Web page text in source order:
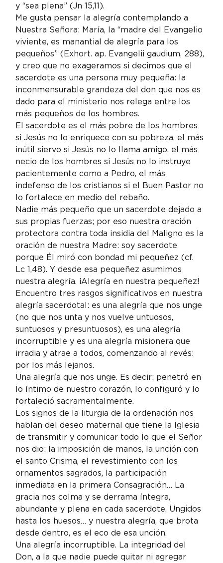
y “sea plena” (Jn 15,11).
Me gusta pensar la alegría contemplando a
Nuestra Señora: María, la “madre del Evangelio
viviente, es manantial de alegría para los
pequeños” (Exhort. ap. Evangelii gaudium, 288),
y creo que no exageramos si decimos que el
sacerdote es una persona muy pequeña: la
inconmensurable grandeza del don que nos es
dado para el ministerio nos relega entre los
más pequeños de los hombres.
El sacerdote es el más pobre de los hombres
si Jesús no lo enriquece con su pobreza, el más
inútil siervo si Jesús no lo llama amigo, el más
necio de los hombres si Jesús no lo instruye
pacientemente como a Pedro, el más
indefenso de los cristianos si el Buen Pastor no
lo fortalece en medio del rebaño.
Nadie más pequeño que un sacerdote dejado a
sus propias fuerzas; por eso nuestra oración
protectora contra toda insidia del Maligno es la
oración de nuestra Madre: soy sacerdote
porque Él miró con bondad mi pequeñez (cf.
Lc 1,48). Y desde esa pequeñez asumimos
nuestra alegría. ¡Alegría en nuestra pequeñez!
Encuentro tres rasgos significativos en nuestra
alegría sacerdotal: es una alegría que nos unge
(no que nos unta y nos vuelve untuosos,
suntuosos y presuntuosos), es una alegría
incorruptible y es una alegría misionera que
irradia y atrae a todos, comenzando al revés:
por los más lejanos.
Una alegría que nos unge. Es decir: penetró en
lo íntimo de nuestro corazón, lo configuró y lo
fortaleció sacramentalmente.
Los signos de la liturgia de la ordenación nos
hablan del deseo maternal que tiene la Iglesia
de transmitir y comunicar todo lo que el Señor
nos dio: la imposición de manos, la unción con
el santo Crisma, el revestimiento con los
ornamentos sagrados, la participación
inmediata en la primera Consagración… La
gracia nos colma y se derrama íntegra,
abundante y plena en cada sacerdote. Ungidos
hasta los huesos… y nuestra alegría, que brota
desde dentro, es el eco de esa unción.
Una alegría incorruptible. La integridad del
Don, a la que nadie puede quitar ni agregar